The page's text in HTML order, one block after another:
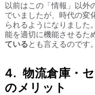
以前はこの「情報」以外
でいましたが、時代の変
られるようになりました
能を適切に機能させるた
ているとも言えるのです。
4. 物流倉庫・
のメリット